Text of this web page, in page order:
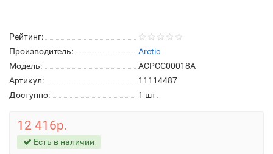
Рейтинг:
Производитель:
Arctic
Модель:
ACPCC00018A
Артикул:
11114487
Доступно:
1 шт.
12 416р.
Есть в наличии